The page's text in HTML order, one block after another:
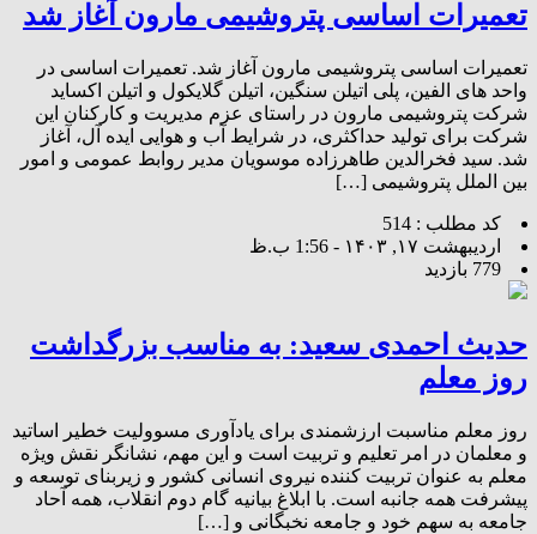
تعمیرات اساسی پتروشیمی مارون آغاز شد
تعمیرات اساسی پتروشیمی مارون آغاز شد. تعمیرات اساسی در
واحد های الفین، پلی اتیلن سنگین، اتیلن گلایکول و اتیلن اکساید
شرکت پتروشیمی مارون در راستای عزم مدیریت و کارکنان این
شرکت برای تولید حداکثری، در شرایط آب و هوایی ایده آل، آغاز
شد. سید فخرالدین طاهرزاده موسویان مدیر روابط عمومی و امور
بین الملل پتروشیمی […]
کد مطلب : 514
اردیبهشت ۱۷, ۱۴۰۳ - 1:56 ب.ظ
779 بازدید
حدیث احمدی سعید: به مناسب بزرگداشت
روز معلم
روز معلم مناسبت ارزشمندی برای یادآوری مسوولیت خطیر اساتید
و معلمان در امر تعلیم و تربیت است و این مهم، نشانگر نقش ویژه
معلم به عنوان تربیت کننده نیروی انسانی کشور و زیربنای توسعه و
پیشرفت همه جانبه است. با ابلاغ بیانیه گام دوم انقلاب، همه آحاد
جامعه به سهم خود و جامعه نخبگانی و […]